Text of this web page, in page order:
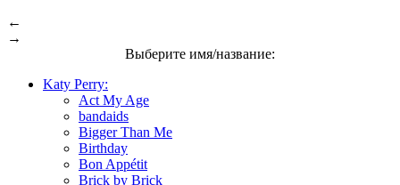
←
→
Выберите имя/название:
Katy Perry:
Act My Age
bandaids
Bigger Than Me
Birthday
Bon Appétit
Brick by Brick